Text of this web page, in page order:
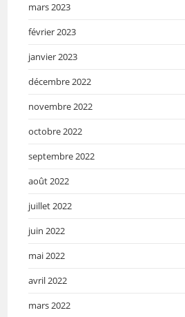
mars 2023
février 2023
janvier 2023
décembre 2022
novembre 2022
octobre 2022
septembre 2022
août 2022
juillet 2022
juin 2022
mai 2022
avril 2022
mars 2022